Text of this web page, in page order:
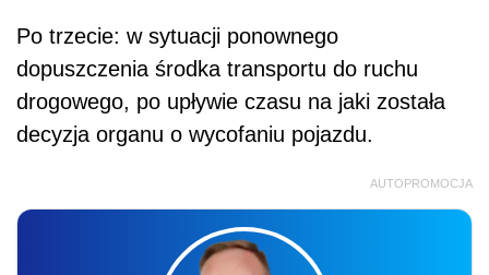
Po trzecie: w sytuacji ponownego
dopuszczenia środka transportu do ruchu
drogowego, po upływie czasu na jaki została
decyzja organu o wycofaniu pojazdu.
AUTOPROMOCJA